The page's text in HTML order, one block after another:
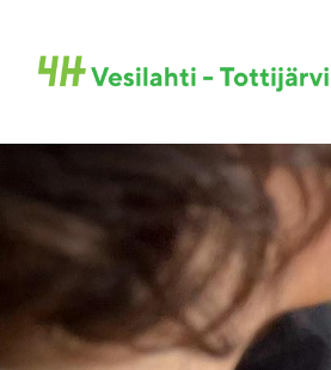
sivun
Sivuston etusivulle